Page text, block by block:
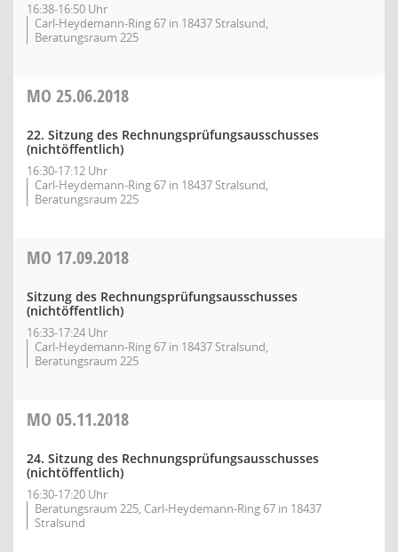
16:38-16:50 Uhr
Carl-Heydemann-Ring 67 in 18437 Stralsund,
Beratungsraum 225
MO 25.06.2018
22. Sitzung des Rechnungsprüfungsausschusses
(nichtöffentlich)
16:30-17:12 Uhr
Carl-Heydemann-Ring 67 in 18437 Stralsund,
Beratungsraum 225
MO 17.09.2018
Sitzung des Rechnungsprüfungsausschusses
(nichtöffentlich)
16:33-17:24 Uhr
Carl-Heydemann-Ring 67 in 18437 Stralsund,
Beratungsraum 225
MO 05.11.2018
24. Sitzung des Rechnungsprüfungsausschusses
(nichtöffentlich)
16:30-17:20 Uhr
Beratungsraum 225, Carl-Heydemann-Ring 67 in 18437
Stralsund